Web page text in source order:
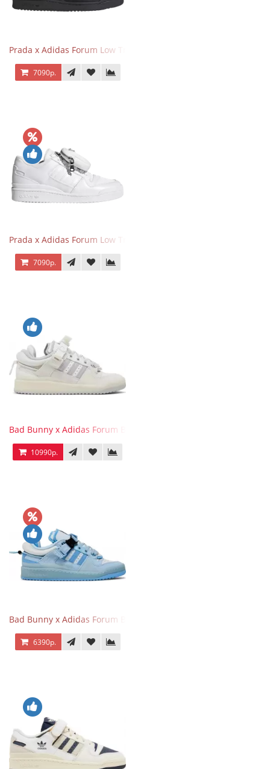
Prada x Adidas Forum Low Triple Black
7090р.
Prada x Adidas Forum Low Triple White
7090р.
Bad Bunny x Adidas Forum Buckle Low Last
10990р.
Bad Bunny x Adidas Forum Buckle Low Blue Tint
6390р.